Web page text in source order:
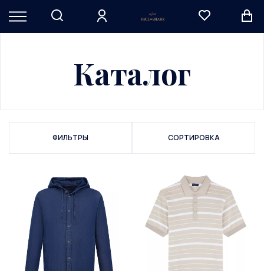
Каталог
ФИЛЬТРЫ СОРТИРОВКА